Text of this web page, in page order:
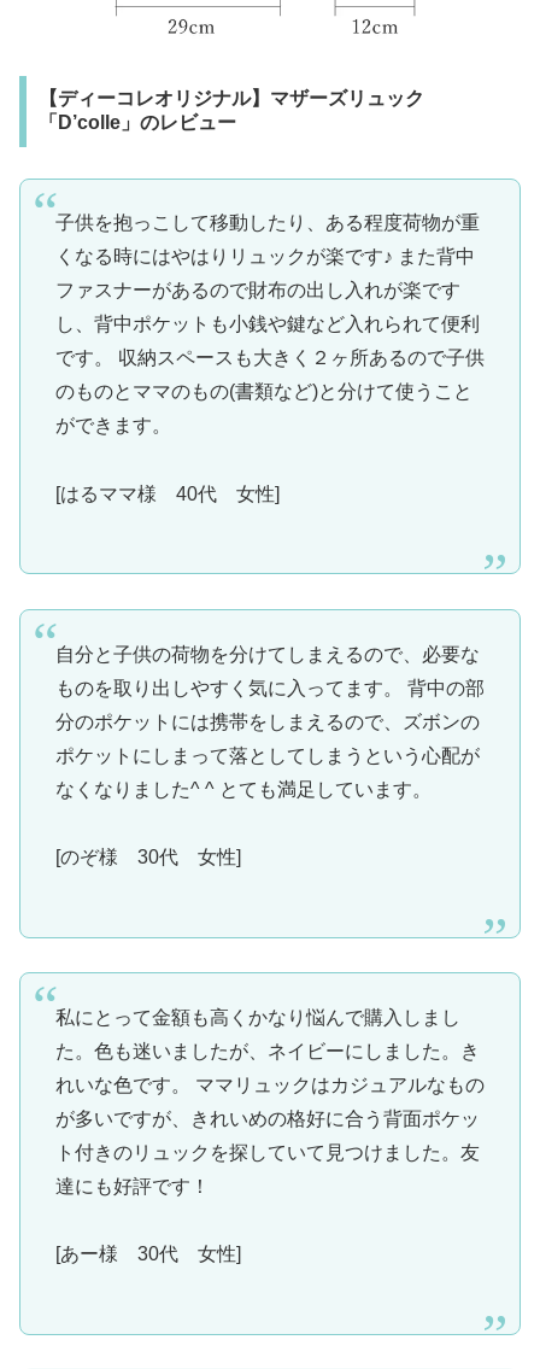
【ディーコレオリジナル】マザーズリュック
「D’colle」 のレビュー
子供を抱っこして移動したり、ある程度荷物が重
くなる時にはやはりリュックが楽です♪ また背中
ファスナーがあるので財布の出し入れが楽です
し、背中ポケットも小銭や鍵など入れられて便利
です。 収納スペースも大きく２ヶ所あるので子供
のものとママのもの(書類など)と分けて使うこと
ができます。
[はるママ様 40代 女性]
自分と子供の荷物を分けてしまえるので、必要な
ものを取り出しやすく気に入ってます。 背中の部
分のポケットには携帯をしまえるので、ズボンの
ポケットにしまって落としてしまうという心配が
なくなりました^ ^ とても満足しています。
[のぞ様 30代 女性]
私にとって金額も高くかなり悩んで購入しまし
た。色も迷いましたが、ネイビーにしました。き
れいな色です。 ママリュックはカジュアルなもの
が多いですが、きれいめの格好に合う背面ポケッ
ト付きのリュックを探していて見つけました。友
達にも好評です！
[あー様 30代 女性]